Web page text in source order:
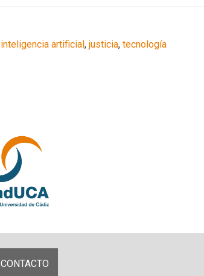
inteligencia artificial, justicia, tecnología
CONTACTO